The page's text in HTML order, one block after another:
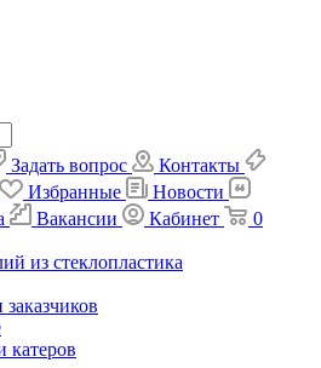
Задать вопрос
Контакты
Избранные
Новости
Вакансии Кабинет
0
из стеклопластика
катеров